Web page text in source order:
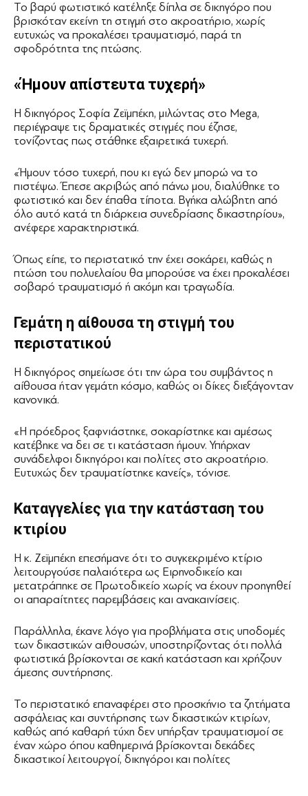
Το βαρύ φωτιστικό κατέληξε δίπλα σε δικηγόρο που
βρισκόταν εκείνη τη στιγμή στο ακροατήριο, χωρίς
ευτυχώς να προκαλέσει τραυματισμό, παρά τη
σφοδρότητα της πτώσης.
«Ήμουν απίστευτα τυχερή»
Η δικηγόρος Σοφία Ζεϊμπέκη, μιλώντας στο Mega,
περιέγραψε τις δραματικές στιγμές που έζησε,
τονίζοντας πως στάθηκε εξαιρετικά τυχερή.
«Ήμουν τόσο τυχερή, που κι εγώ δεν μπορώ να το
πιστέψω. Έπεσε ακριβώς από πάνω μου, διαλύθηκε το
φωτιστικό και δεν έπαθα τίποτα. Βγήκα αλώβητη από
όλο αυτό κατά τη διάρκεια συνεδρίασης δικαστηρίου»,
ανέφερε χαρακτηριστικά.
Όπως είπε, το περιστατικό την έχει σοκάρει, καθώς η
πτώση του πολυελαίου θα μπορούσε να έχει προκαλέσει
σοβαρό τραυματισμό ή ακόμη και τραγωδία.
Γεμάτη η αίθουσα τη στιγμή του
περιστατικού
Η δικηγόρος σημείωσε ότι την ώρα του συμβάντος η
αίθουσα ήταν γεμάτη κόσμο, καθώς οι δίκες διεξάγονταν
κανονικά.
«Η πρόεδρος ξαφνιάστηκε, σοκαρίστηκε και αμέσως
κατέβηκε να δει σε τι κατάσταση ήμουν. Υπήρχαν
συνάδελφοι δικηγόροι και πολίτες στο ακροατήριο.
Ευτυχώς δεν τραυματίστηκε κανείς», τόνισε.
Καταγγελίες για την κατάσταση του
κτιρίου
Η κ. Ζεϊμπέκη επεσήμανε ότι το συγκεκριμένο κτίριο
λειτουργούσε παλαιότερα ως Ειρηνοδικείο και
μετατράπηκε σε Πρωτοδικείο χωρίς να έχουν προηγηθεί
οι απαραίτητες παρεμβάσεις και ανακαινίσεις.
Παράλληλα, έκανε λόγο για προβλήματα στις υποδομές
των δικαστικών αιθουσών, υποστηρίζοντας ότι πολλά
φωτιστικά βρίσκονται σε κακή κατάσταση και χρήζουν
άμεσης συντήρησης.
Το περιστατικό επαναφέρει στο προσκήνιο τα ζητήματα
ασφάλειας και συντήρησης των δικαστικών κτιρίων,
καθώς από καθαρή τύχη δεν υπήρξαν τραυματισμοί σε
έναν χώρο όπου καθημερινά βρίσκονται δεκάδες
δικαστικοί λειτουργοί, δικηγόροι και πολίτες